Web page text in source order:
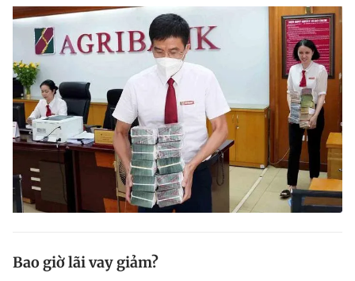
Đọc Thanh Niên trên điện thoại
Theo dõi báo trên
Hotline Liên hệ quảng cáo
Đặt báo Quảng cáo RSS
Bao giờ lãi vay giảm?